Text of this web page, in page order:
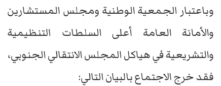
وباعتبار الجمعية الوطنية ومجلس المستشارين
والأمانة العامة أعلى السلطات التنظيمية
والتشريعية في هياكل المجلس الانتقالي الجنوبي،
فقد خرج الاجتماع بالبيان التالي: